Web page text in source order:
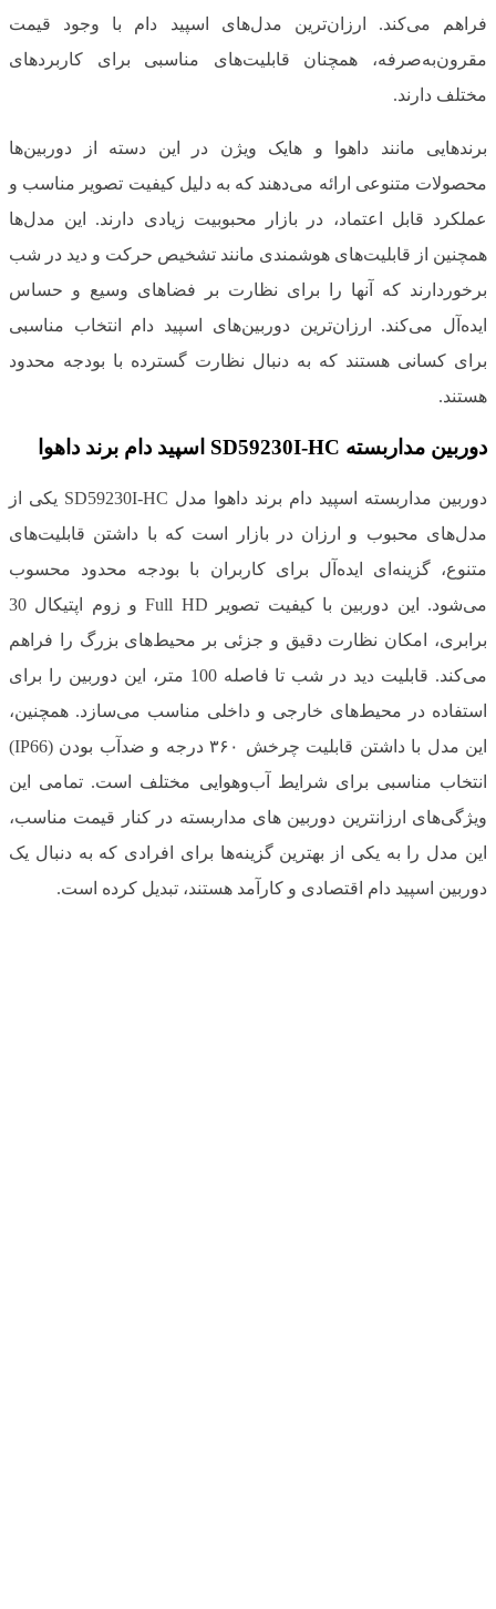
فراهم می‌کند. ارزان‌ترین مدل‌های اسپید دام با وجود قیمت
مقرون‌به‌صرفه، همچنان قابلیت‌های مناسبی برای کاربردهای
مختلف دارند.
برندهایی مانند داهوا و هایک ویژن در این دسته از دوربین‌ها
محصولات متنوعی ارائه می‌دهند که به دلیل کیفیت تصویر مناسب و
عملکرد قابل اعتماد، در بازار محبوبیت زیادی دارند. این مدل‌ها
همچنین از قابلیت‌های هوشمندی مانند تشخیص حرکت و دید در شب
برخوردارند که آنها را برای نظارت بر فضاهای وسیع و حساس
ایده‌آل می‌کند. ارزان‌ترین دوربین‌های اسپید دام انتخاب مناسبی
برای کسانی هستند که به دنبال نظارت گسترده با بودجه محدود
هستند.
دوربین مداربسته SD59230I-HC اسپید دام برند داهوا
دوربین مداربسته اسپید دام برند داهوا مدل SD59230I-HC یکی از
مدل‌های محبوب و ارزان در بازار است که با داشتن قابلیت‌های
متنوع، گزینه‌ای ایده‌آل برای کاربران با بودجه محدود محسوب
می‌شود. این دوربین با کیفیت تصویر Full HD و زوم اپتیکال 30
برابری، امکان نظارت دقیق و جزئی بر محیط‌های بزرگ را فراهم
می‌کند. قابلیت دید در شب تا فاصله 100 متر، این دوربین را برای
استفاده در محیط‌های خارجی و داخلی مناسب می‌سازد. همچنین،
این مدل با داشتن قابلیت چرخش ۳۶۰ درجه و ضدآب بودن (IP66)
انتخاب مناسبی برای شرایط آب‌وهوایی مختلف است. تمامی این
ویژگی‌های ارزانترین دوربین های مداربسته در کنار قیمت مناسب،
این مدل را به یکی از بهترین گزینه‌ها برای افرادی که به دنبال یک
دوربین اسپید دام اقتصادی و کارآمد هستند، تبدیل کرده است.